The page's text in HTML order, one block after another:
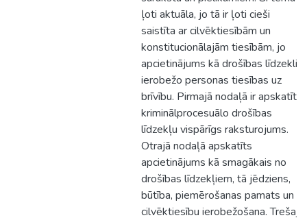
ļoti aktuāla, jo tā ir ļoti cieši
saistīta ar cilvēktiesībām un
konstitucionālajām tiesībām, jo
apcietinājums kā drošības līdzeklis
ierobežo personas tiesības uz
brīvību. Pirmajā nodaļā ir apskatīti
kriminālprocesuālo drošības
līdzekļu vispārīgs raksturojums.
Otrajā nodaļā apskatīts
apcietinājums kā smagākais no
drošības līdzekļiem, tā jēdziens,
būtība, piemērošanas pamats un
cilvēktiesību ierobežošana. Trešajā